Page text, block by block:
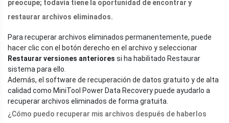
preocupe; todavía tiene la oportunidad de encontrar y
restaurar archivos eliminados.
Para recuperar archivos eliminados permanentemente, puede
hacer clic con el botón derecho en el archivo y seleccionar
Restaurar versiones anteriores si ha habilitado Restaurar
sistema para ello.
Además, el software de recuperación de datos gratuito y de alta
calidad como MiniTool Power Data Recovery puede ayudarlo a
recuperar archivos eliminados de forma gratuita.
¿Cómo puedo recuperar mis archivos después de haberlos